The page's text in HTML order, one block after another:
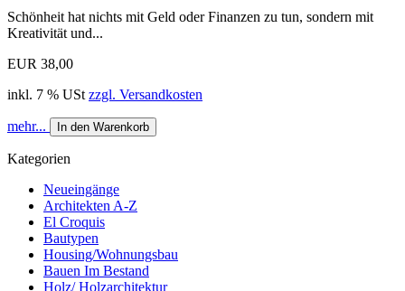
Schönheit hat nichts mit Geld oder Finanzen zu tun, sondern mit
Kreativität und...
EUR 38,00
inkl. 7 % USt zzgl. Versandkosten
mehr... In den Warenkorb
Kategorien
Neueingänge
Architekten A-Z
El Croquis
Bautypen
Housing/Wohnungsbau
Bauen Im Bestand
Holz/ Holzarchitektur